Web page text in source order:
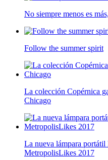
No siempre menos es
Follow the summer spirit
La colección Copérnica
Chicago
La nueva lámpara
MetropolisLikes 2017